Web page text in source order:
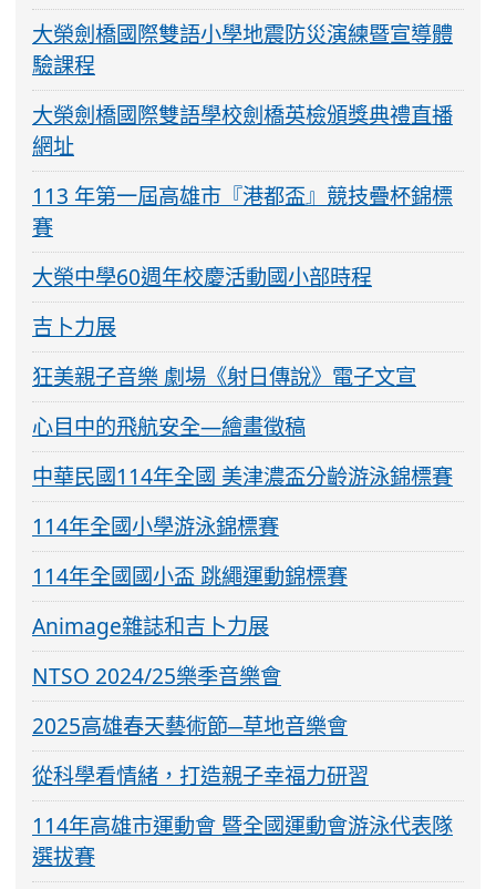
大榮劍橋國際雙語小學地震防災演練暨宣導體
驗課程
大榮劍橋國際雙語學校劍橋英檢頒獎典禮直播
網址
113 年第一屆高雄市『港都盃』競技疊杯錦標
賽
大榮中學60週年校慶活動國小部時程
吉卜力展
狂美親子音樂 劇場《射日傳說》電子文宣
心目中的飛航安全—繪畫徵稿
中華民國114年全國 美津濃盃分齡游泳錦標賽
114年全國小學游泳錦標賽
114年全國國小盃 跳繩運動錦標賽
Animage雜誌和吉卜力展
NTSO 2024/25樂季音樂會
2025高雄春天藝術節─草地音樂會
從科學看情緒，打造親子幸福力研習
114年高雄市運動會 暨全國運動會游泳代表隊
選拔賽